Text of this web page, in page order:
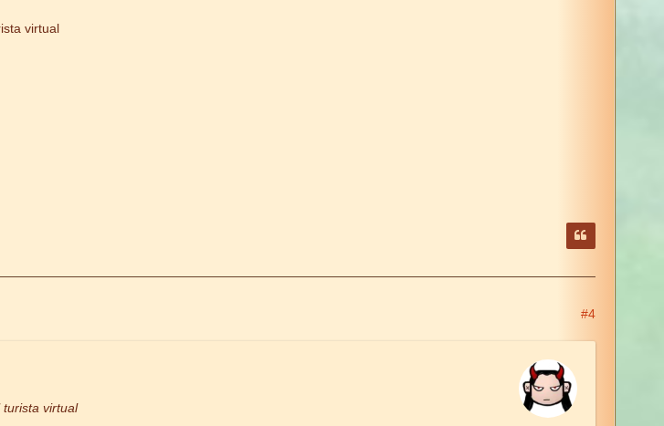
virtual
#4
virtual